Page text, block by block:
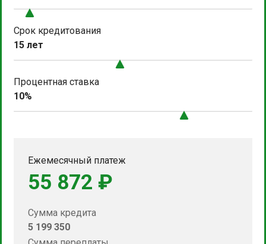
Срок кредитования
15 лет
Процентная ставка
10%
Ежемесячный платеж
55 872 ₽
Сумма кредита
5 199 350